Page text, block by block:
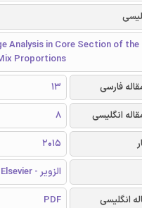
Analysis in Core Section of the
Proportions
فارسی
13
انگلیسی
8
2015
الزویر - Elsevier
انگلیسی
PDF